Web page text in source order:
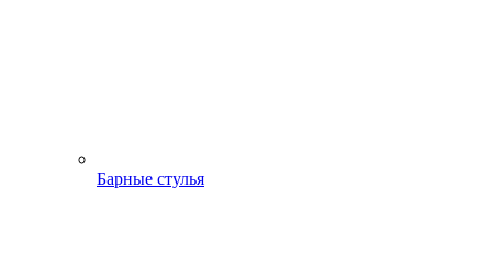
Барные стулья